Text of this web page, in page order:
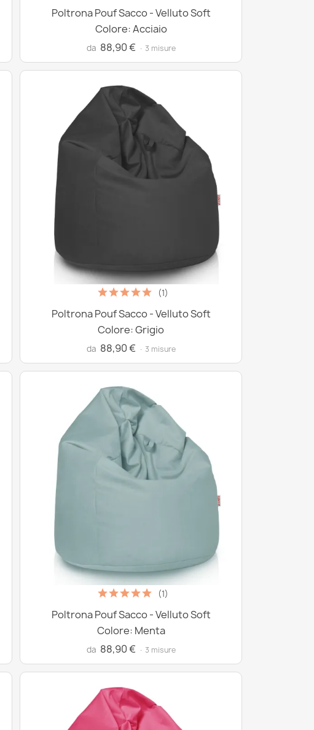
Poltrona Pouf Sacco - Velluto Soft
Colore: Acciaio
da 88,90 € · 3 misure
(1)
Poltrona Pouf Sacco - Velluto Soft
Colore: Grigio
da 88,90 € · 3 misure
(1)
Poltrona Pouf Sacco - Velluto Soft
Colore: Menta
da 88,90 € · 3 misure